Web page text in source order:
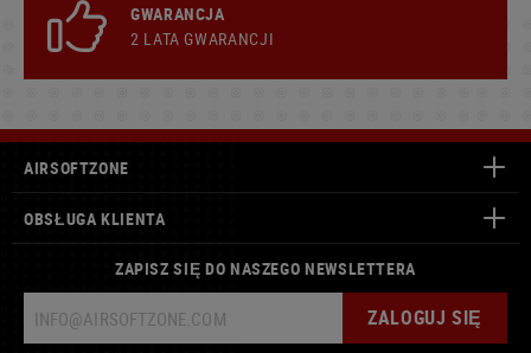
GWARANCJA
2 LATA GWARANCJI
AIRSOFTZONE
OBSŁUGA KLIENTA
ZAPISZ SIĘ DO NASZEGO NEWSLETTERA
ZALOGUJ SIĘ